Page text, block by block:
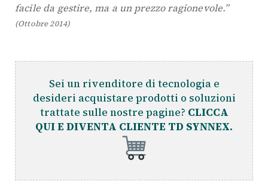
facile da gestire, ma a un prezzo ragionevole.”
(Ottobre 2014)
Sei un rivenditore di tecnologia e
desideri acquistare prodotti o soluzioni
trattate sulle nostre pagine? CLICCA
QUI E DIVENTA CLIENTE TD SYNNEX.